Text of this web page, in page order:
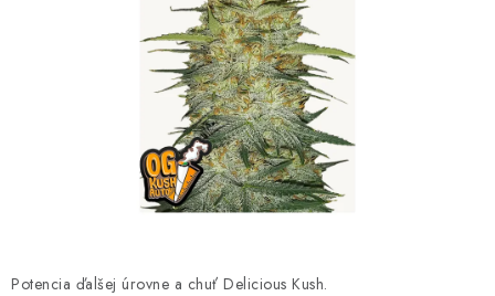
50% ZĽAVA NA SEMENÁ
Platba a dodanie
Podmienky ochrany osobných údajov
Obchodné podmienky
Veľkoobchod
Formulár na odstúpenie od zmluvy
Potencia ďalšej úrovne a chuť Delicious Kush.